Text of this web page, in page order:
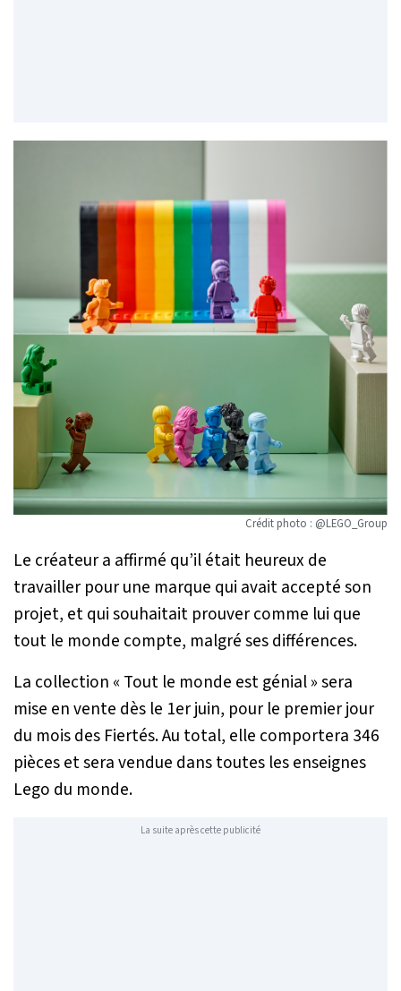
Crédit photo : @LEGO_Group
Le créateur a affirmé qu’il était heureux de
travailler pour une marque qui avait accepté son
projet, et qui souhaitait prouver comme lui que
tout le monde compte, malgré ses différences.
La collection « Tout le monde est génial » sera
mise en vente dès le 1er juin, pour le premier jour
du mois des Fiertés. Au total, elle comportera 346
pièces et sera vendue dans toutes les enseignes
Lego du monde.
La suite après cette publicité